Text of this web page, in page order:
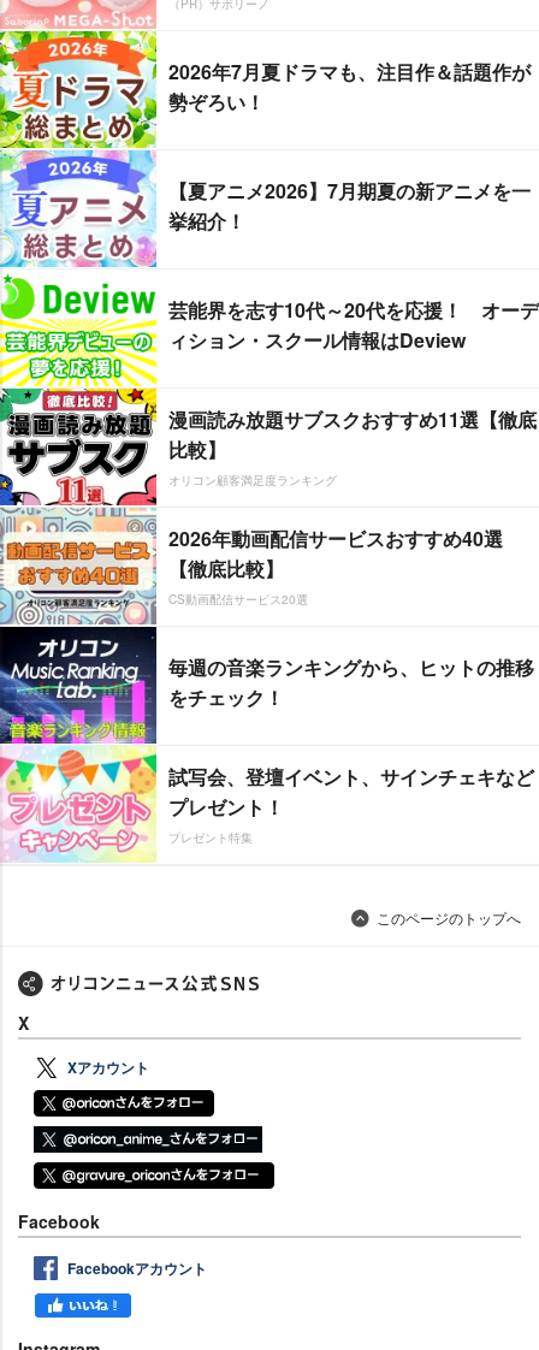
2026年7月夏ドラマも、注目作＆話題作が
勢ぞろい！
【夏アニメ2026】7月期夏の新アニメを一
挙紹介！
芸能界を志す10代～20代を応援！ オーデ
ィション・スクール情報はDeview
漫画読み放題サブスクおすすめ11選【徹底
比較】
オリコン顧客満足度ランキング
2026年動画配信サービスおすすめ40選
【徹底比較】
CS動画配信サービス20選
毎週の音楽ランキングから、ヒットの推移
をチェック！
試写会、登壇イベント、サインチェキなど
プレゼント！
プレゼント特集
このページのトップへ
X
Xアカウント
Facebook
Facebookアカウント